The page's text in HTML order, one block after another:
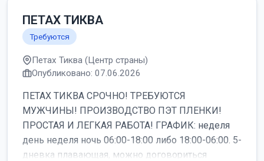
ПЕТАХ ТИКВА
Требуются
Петах Тиква (Центр страны)
Опубликовано: 07.06.2026
ПЕТАХ ТИКВА СРОЧНО! ТРЕБУЮТСЯ
МУЖЧИНЫ! ПРОИЗВОДСТВО ПЭТ ПЛЕНКИ!
ПРОСТАЯ И ЛЕГКАЯ РАБОТА! ГРАФИК: неделя
день неделя ночь 06:00-18:00 либо 18:00-06:00. 5-
дневка плавающая, можно договориться